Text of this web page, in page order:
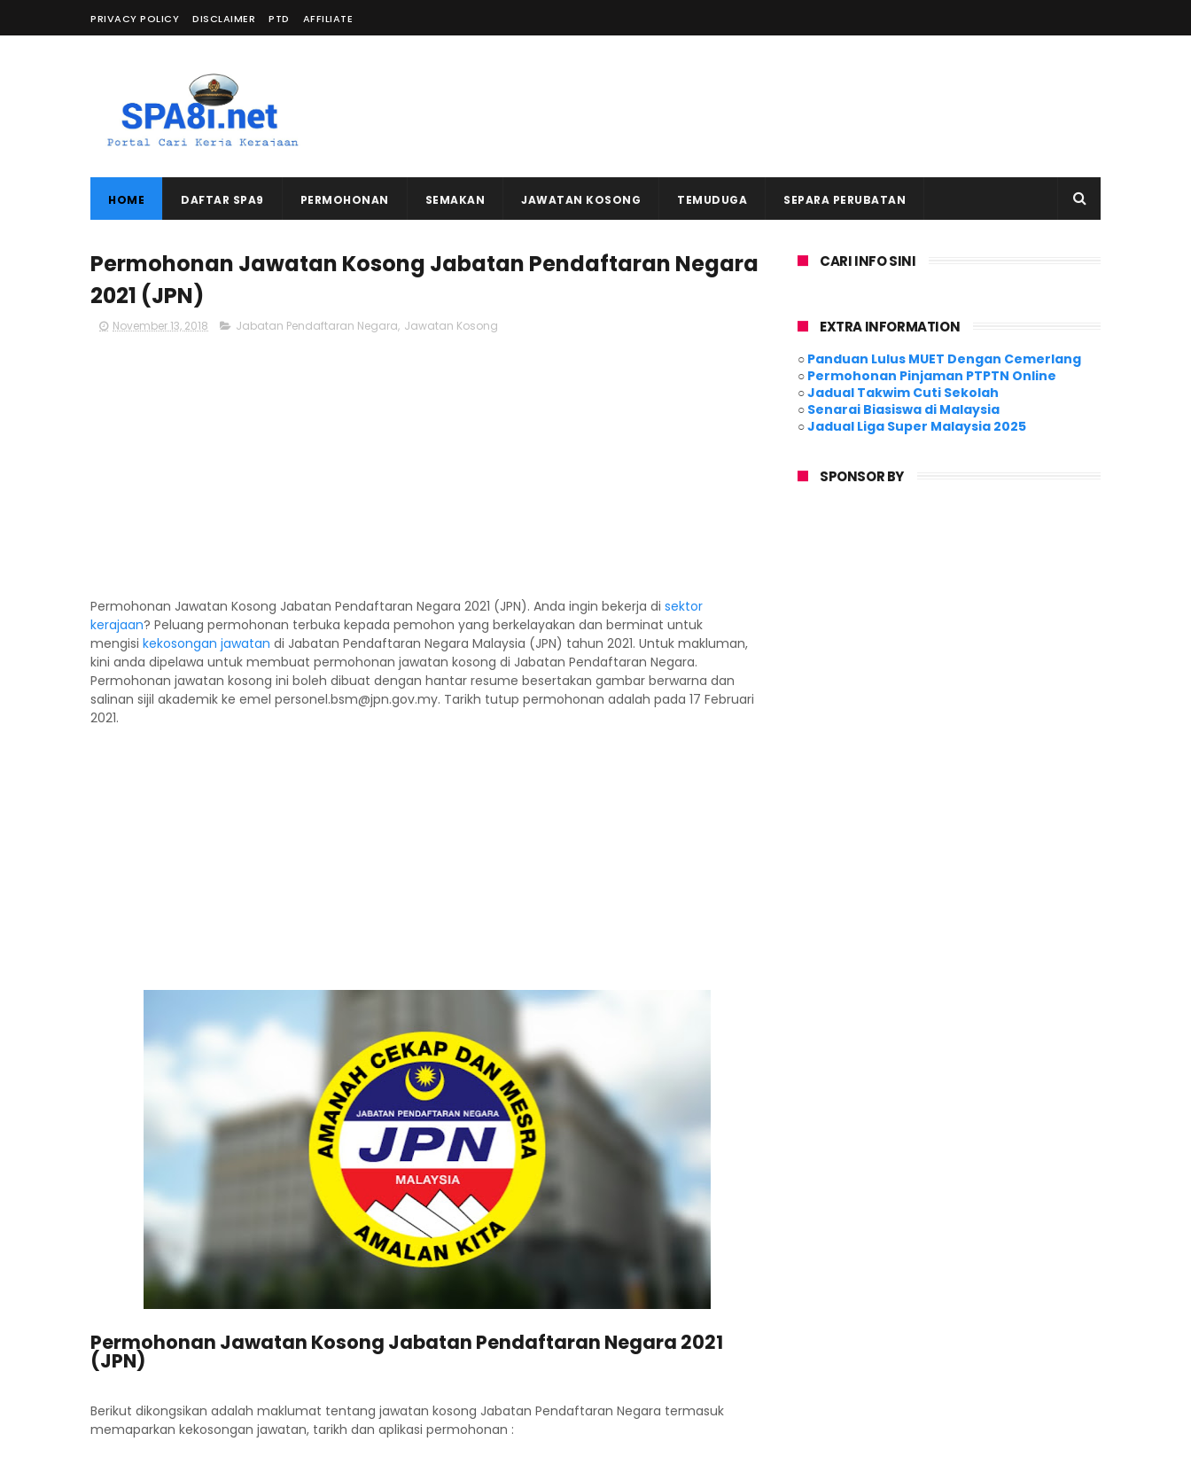
PRIVACY POLICY DISCLAIMER PTD AFFILIATE
HOME DAFTAR SPA9 PERMOHONAN SEMAKAN JAWATAN KOSONG TEMUDUGA SEPARA PERUBATAN
Permohonan Jawatan Kosong Jabatan Pendaftaran Negara
2021 (JPN)
November 13, 2018 Jabatan Pendaftaran Negara, Jawatan Kosong
Permohonan Jawatan Kosong Jabatan Pendaftaran Negara 2021 (JPN). Anda ingin bekerja di sektor
kerajaan? Peluang permohonan terbuka kepada pemohon yang berkelayakan dan berminat untuk
mengisi kekosongan jawatan di Jabatan Pendaftaran Negara Malaysia (JPN) tahun 2021. Untuk makluman,
kini anda dipelawa untuk membuat permohonan jawatan kosong di Jabatan Pendaftaran Negara.
Permohonan jawatan kosong ini boleh dibuat dengan hantar resume besertakan gambar berwarna dan
salinan sijil akademik ke emel personel.bsm@jpn.gov.my. Tarikh tutup permohonan adalah pada 17 Februari
2021.
Permohonan Jawatan Kosong Jabatan Pendaftaran Negara 2021
(JPN)
Berikut dikongsikan adalah maklumat tentang jawatan kosong Jabatan Pendaftaran Negara termasuk
memaparkan kekosongan jawatan, tarikh dan aplikasi permohonan :
CARI INFO SINI
EXTRA INFORMATION
○ Panduan Lulus MUET Dengan Cemerlang
○ Permohonan Pinjaman PTPTN Online
○Jadual Takwim Cuti Sekolah
○ Senarai Biasiswa di Malaysia
○Jadual Liga Super Malaysia 2025
SPONSOR BY